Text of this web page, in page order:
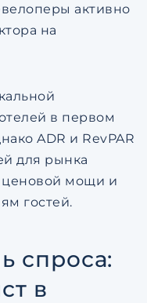
активно
на
в первом
ADR и RevPAR
для рынка
ценовой мощи и
гостей.
спроса:
в